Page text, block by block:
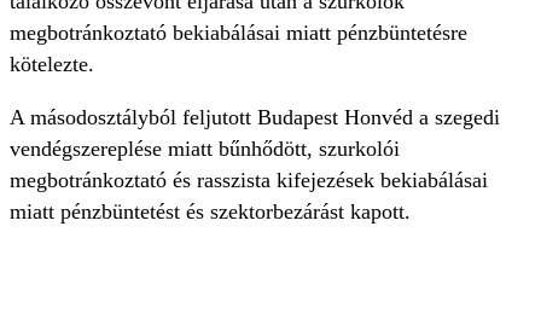
megbotránkoztató bekiabálásai miatt pénzbüntetésre
kötelezte.
A másodosztályból feljutott Budapest Honvéd a szegedi
vendégszereplése miatt bűnhődött, szurkolói
megbotránkoztató és rasszista kifejezések bekiabálásai
miatt pénzbüntetést és szektorbezárást kapott.